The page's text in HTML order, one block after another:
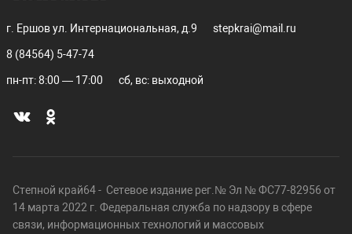
г. Ершов ул. Интернациональная, д.9 stepkrai@mail.ru
8 (84564) 5-47-74
пн-пт: 8:00 — 17:00 сб, вс: выходной
Степной край64 - Сетевое издание рег.№ Эл № ФС77-82956 от
14 марта 2022 г. Федеральная служба по надзору в сфере
связи, информационных технологий и массовых